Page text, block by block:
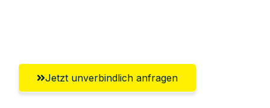
Jetzt unverbindlich anfragen